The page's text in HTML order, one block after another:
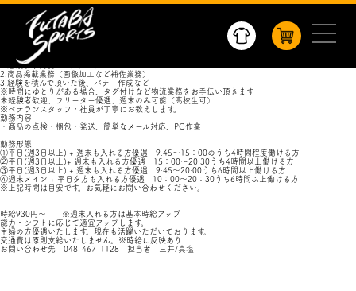
<WEBショップアシスタント>
●9：45～15：00（目安） ※前後の調整可能
1.店頭より商品ピックアップ
2.梱包・発送業務
3.売り上げ処理（簡単ＰＣ入力）
※時間にゆとりがある場合、タグ付けなど物流業務をお手伝い頂きます
●15：00～20：30（目安） ※前後の調整可能
1.店頭より商品ピックアップ
2.商品掲載業務（画像加工など補佐業務）
3.経験を積んで頂いた後、バナー作成など
※時間にゆとりがある場合、タグ付けなど物流業務をお手伝い頂きます
未経験者歓迎、フリーター優遇、週末のみ可能（高校生可）
※ベテランスタッフ・社員が丁寧にお教えします。
勤務内容
・商品の点検・梱包・発送、簡単なメール対応、PC作業
勤務形態
①平日(週3日以上) + 週末も入れる方優遇 9:45〜15：00のうち4時間程度働ける方
②平日(週3日以上)+ 週末も入れる方優遇 15：00〜20:30うち4時間以上働ける方
③平日(週3日以上) + 週末も入れる方優遇 9:45〜20:00うち6時間以上働ける方
④週末メイン + 平日夕方も入れる方優遇 10：00〜20：30うち6時間以上働ける方
※上記時間は目安です。お気軽にお問い合わせください。
時給930円〜 ※週末入れる方は基本時給アップ
能力・シフトに応じて適宜アップします。
主婦の方優遇いたします。現在も活躍いただいております。
交通費は原則支給いたしません。※時給に反映あり
お問い合わせ先 048-467-1128 担当者 三井/真塩